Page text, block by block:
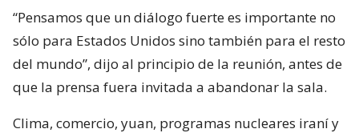
“Pensamos que un diálogo fuerte es importante no
sólo para Estados Unidos sino también para el resto
del mundo”, dijo al principio de la reunión, antes de
que la prensa fuera invitada a abandonar la sala.
Clima, comercio, yuan, programas nucleares iraní y